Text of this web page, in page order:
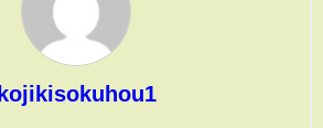
kojikisokuhou1